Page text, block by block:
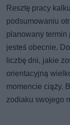
Resztę pracy
podsumowaniu
planowany termin
jesteś obecnie.
liczbę dni, jakie
orientacyjną
momencie ciąży.
zodiaku swojego